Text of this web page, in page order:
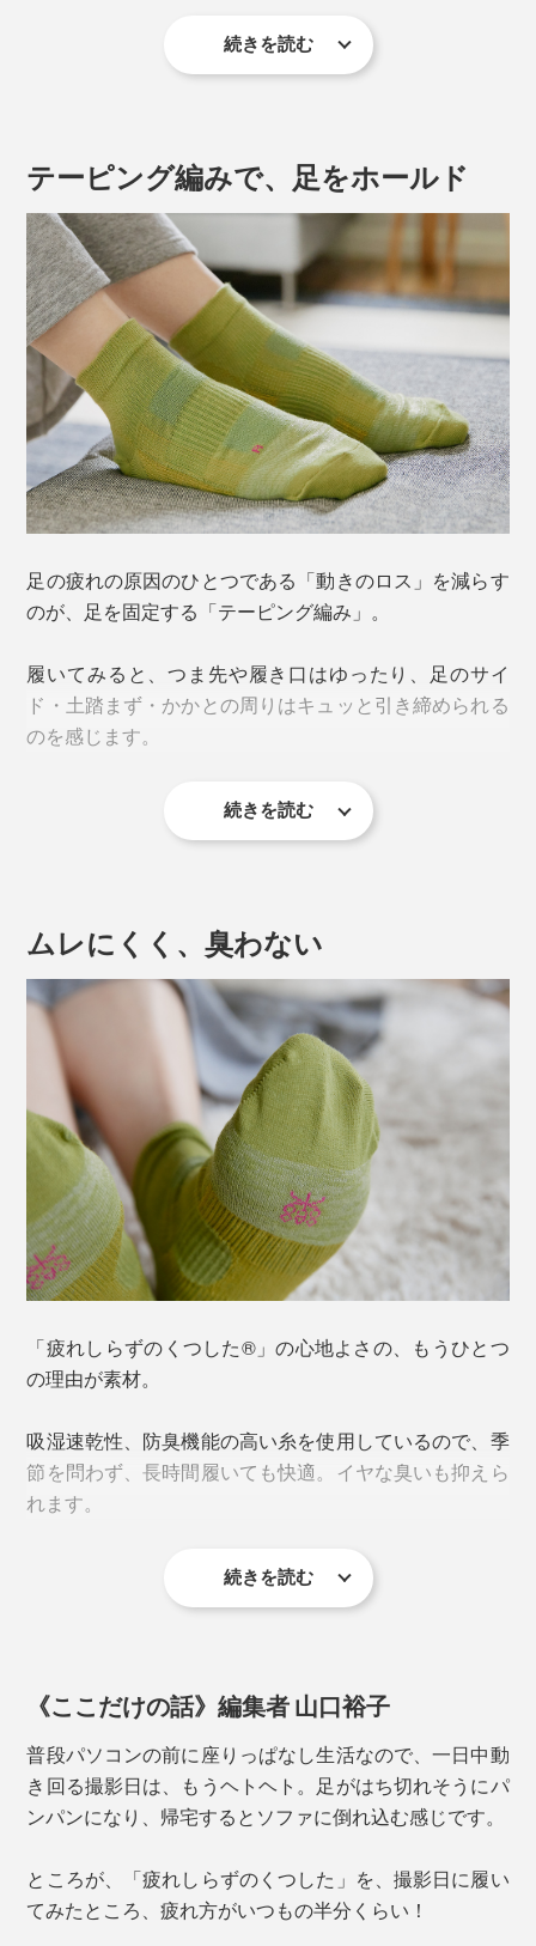
足の動きのロスを生んでいるのが、靴下。「靴下が靴の
としてさらに負荷がかかります。
靴下が靴と足の間を取り持ち、「靴・靴下・足」を一体
化することで、動きのロスがなくなりますが、普通の靴
下にそこまでの機能はありません。
この２大原因を解決したのが、靴下の街、奈良・大和高
田市の老舗靴下メーカー「西垣靴下」。
履くだけで足をキュッとサポートし、「ベタ足になる→
歩く姿勢が崩れる→足腰が痛くなる」負のループをスト
実際に体感した人の口コミで人気に火がつき、2020年
には、令和2年度近畿経済産業局長賞を衣料品として初
めて受賞、おもてなしセレクション金賞も受賞していま
す。
一般的に、靴下の衝撃緩和に用いられるのはループ状の
「パイル編み」ですが、硬い安全靴には強度とサポート
力が足りず、独自に開発されたのが、この「特殊クッシ
ョン編み」。
クッション性は、通常の靴下の4倍、パイルの2倍。摩耗
耐久性は10倍！（当社比）
足当たりが良く、滑らず、擦り切れにくい構造で、特許
（※） を取得しています。
※特許番号6284256
続きを読む
テーピング編みで、足をホールド
足の疲れの原因のひとつである「動きのロス」を減らす
のが、足を固定する「テーピング編み」。
履いてみると、つま先や履き口はゆったり、足のサイ
ド・土踏まず・かかとの周りはキュッと引き締められる
のを感じます。
伸縮性の異なる複数の編み地を組み合わせることで、テ
普通の靴下は左右対称ですが、本品は左右反転の形状。
足の形に合わせて緻密に設計されているため、左右が決
足指の付け根部分には、ポリウレタンゴムを編み込み、
グリップ力を強化。靴下の表裏ともすべり止め効果があ
続きを読む
ムレにくく、臭わない
「疲れしらずのくつした®」の心地よさの、もうひとつ
の理由が素材。
吸湿速乾性、防臭機能の高い糸を使用しているので、季
節を問わず、長時間履いても快適。イヤな臭いも抑えら
れます。
さらに、甲とふくらはぎを通気性の高いメッシュ編みに
続きを読む
《ここだけの話》編集者 山口裕子
普段パソコンの前に座りっぱなし生活なので、一日中動
き回る撮影日は、もうヘトヘト。足がはち切れそうにパ
ンパンになり、帰宅するとソファに倒れ込む感じです。
ところが、「疲れしらずのくつした」を、撮影日に履い
てみたところ、疲れ方がいつもの半分くらい！